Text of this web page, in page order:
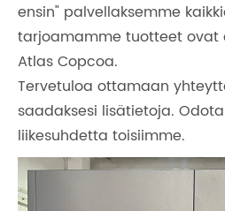
ensin" palvellaksemme
tarjoamamme tuotteet ovat
Atlas Copcoa.
Tervetuloa ottamaan
saadaksesi lisätietoja.
liikesuhdetta toisiimme.